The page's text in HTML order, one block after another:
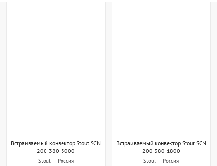
Встраиваемый конвектор Stout SCN
200-380-3000
Stout
Россия
Встраиваемый конвектор Stout SCN
200-380-1800
Stout
Россия